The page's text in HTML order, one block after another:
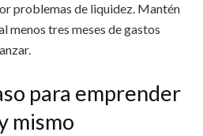
problemas de liquidez. Mantén
menos tres meses de gastos
para emprender
mismo